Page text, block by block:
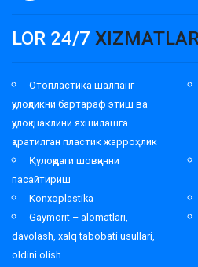
LOR 24/7
Отопластика шалпанг
қулоқликни бартараф этиш ва
қулоқ шаклини яхшилашга
қаратилган пластик жарроҳлик
Қулоқдаги шовқинни
пасайтириш
Konxoplastika
Gaymorit – alomatlari,
davolash, xalq tabobati usullari,
oldini olish